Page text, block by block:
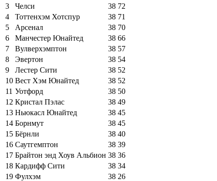
3
Челси 38 72
4
Тоттенхэм Хотспур 38 71
5
Арсенал 38 70
6
Манчестер Юнайтед 38 66
7
Вулверхэмптон 38 57
8
Эвертон 38 54
9
Лестер Сити 38 52
10 Вест Хэм Юнайтед 38 52
11 Уотфорд 38 50
12 Кристал Пэлас 38 49
13 Ньюкасл Юнайтед 38 45
14 Борнмут 38 45
15 Бёрнли 38 40
16 Саутгемптон 38 39
17 Брайтон энд Хоув Альбион 38 36
18 Кардифф Сити 38 34
19 Фулхэм 38 26